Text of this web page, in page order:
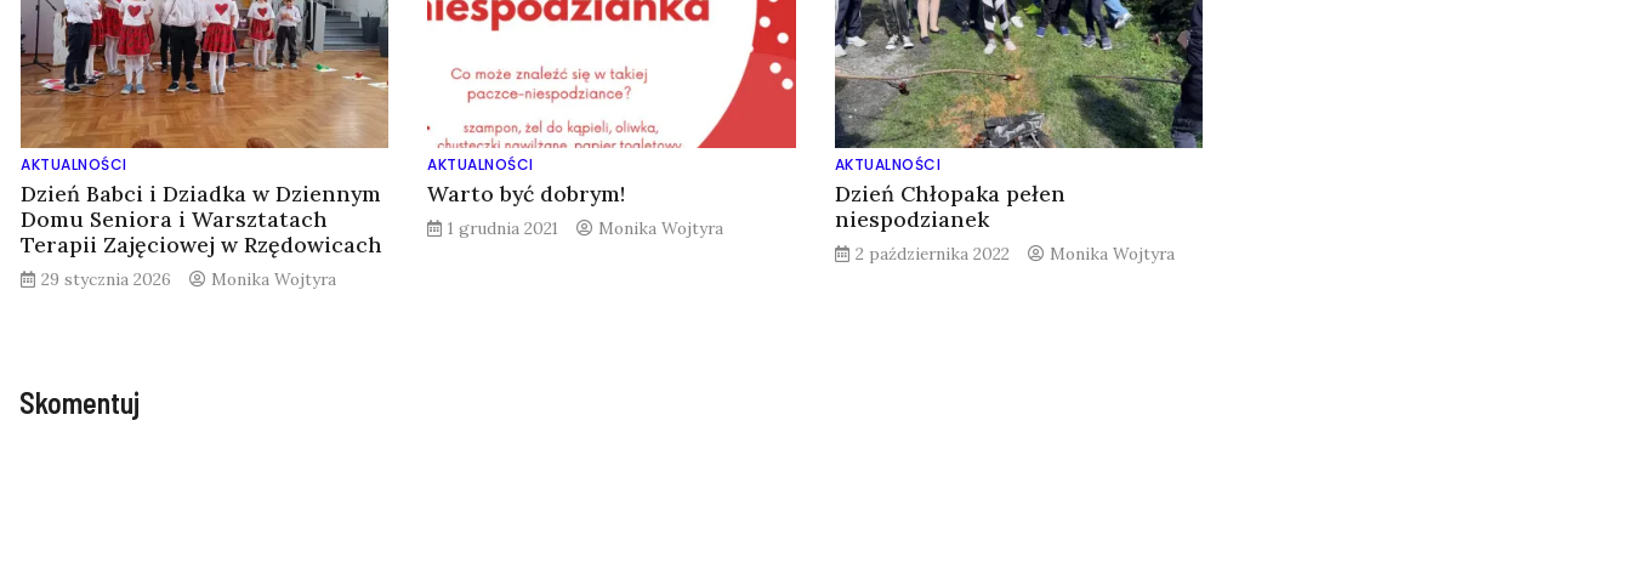
AKTUALNOŚCI
Dzień Babci i Dziadka w Dziennym
Domu Seniora i Warsztatach
Terapii Zajęciowej w Rzędowicach
29 stycznia 2026 Monika Wojtyra
AKTUALNOŚCI
Warto być dobrym!
1 grudnia 2021 Monika Wojtyra
AKTUALNOŚCI
Dzień Chłopaka pełen
niespodzianek
2 października 2022 Monika Wojtyra
Skomentuj